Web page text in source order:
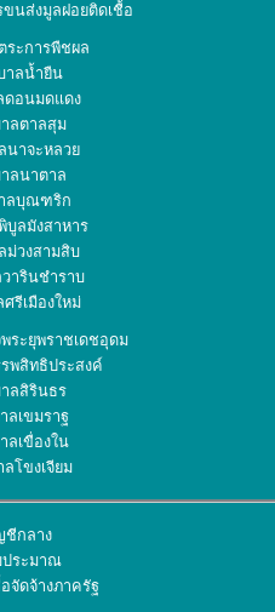
นส่งมูลฝอยติดเชื้อ
ระการพืชผล
าลน้ำยืน
ดอนมดแดง
ลตาลสุม
นาจะหลวย
ลนาตาล
ลบุณฑริก
บูลมังสาหาร
ม่วงสามสิบ
ารินชำราบ
รีเมืองใหม่
ระยุพราชเดชอุดม
พสิทธิประสงค์
ลสิรินธร
ลเขมราฐ
ลเขื่องใน
โขงเจียม
ชีกลาง
ประมาณ
จัดจ้างภาครัฐ